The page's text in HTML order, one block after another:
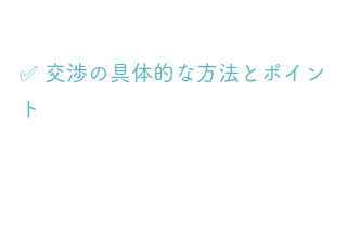
✅ 交渉の具体的な方法とポイン
ト